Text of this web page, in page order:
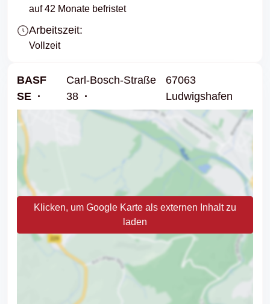
auf 42 Monate befristet
Arbeitszeit:
Vollzeit
BASF
SE
Carl-Bosch-Straße
38
67063
Ludwigshafen
Klicken, um Google Karte als externen Inhalt zu
laden